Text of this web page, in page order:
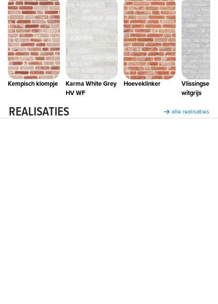
Kempisch klompje
Karma White Grey
HV WF
Hoeveklinker
Vlissingse
witgrijs
REALISATIES alle realisaties